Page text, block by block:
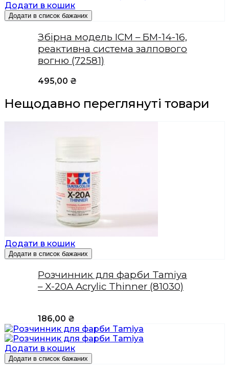
Додати в кошик
Додати в список бажаних
Збірна модель ICM – БМ-14-16,
реактивна система залпового
вогню (72581)
495,00 ₴
Нещодавно переглянуті товари
Додати в кошик
Додати в список бажаних
Розчинник для фарби Tamiya
– X-20A Acrylic Thinner (81030)
186,00 ₴
Додати в кошик
Додати в список бажаних